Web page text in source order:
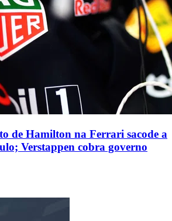
de Hamilton na Ferrari sacode a
Verstappen cobra governo